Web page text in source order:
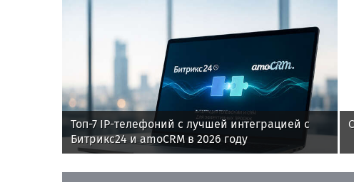
Топ-7 IP-телефоний с лучшей интеграцией с
Битрикс24 и amoCRM в 2026 году